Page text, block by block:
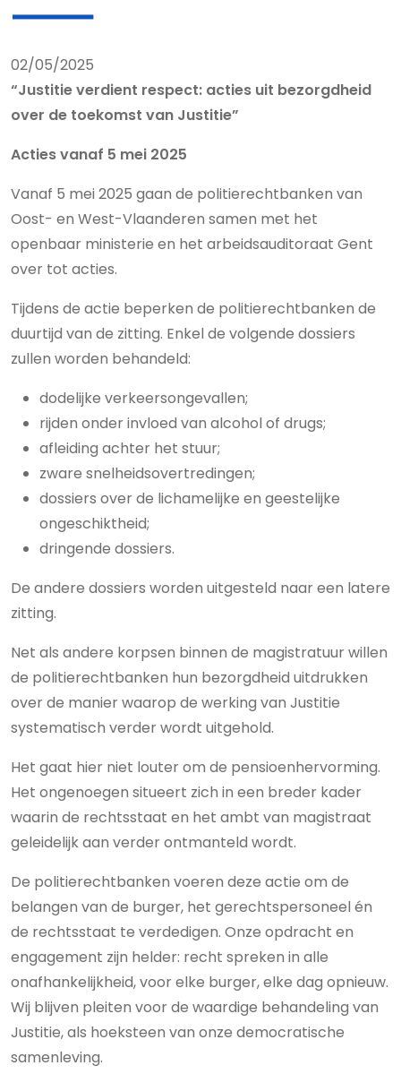
02/05/2025
“Justitie verdient respect: acties uit bezorgdheid
over de toekomst van Justitie”
Acties vanaf 5 mei 2025
Vanaf 5 mei 2025 gaan de politierechtbanken van
Oost- en West-Vlaanderen samen met het
openbaar ministerie en het arbeidsauditoraat Gent
over tot acties.
Tijdens de actie beperken de politierechtbanken de
duurtijd van de zitting. Enkel de volgende dossiers
zullen worden behandeld:
dodelijke verkeersongevallen;
rijden onder invloed van alcohol of drugs;
afleiding achter het stuur;
zware snelheidsovertredingen;
dossiers over de lichamelijke en geestelijke
ongeschiktheid;
dringende dossiers.
De andere dossiers worden uitgesteld naar een latere
zitting.
Net als andere korpsen binnen de magistratuur willen
de politierechtbanken hun bezorgdheid uitdrukken
over de manier waarop de werking van Justitie
systematisch verder wordt uitgehold.
Het gaat hier niet louter om de pensioenhervorming.
Het ongenoegen situeert zich in een breder kader
waarin de rechtsstaat en het ambt van magistraat
geleidelijk aan verder ontmanteld wordt.
De politierechtbanken voeren deze actie om de
belangen van de burger, het gerechtspersoneel én
de rechtsstaat te verdedigen. Onze opdracht en
engagement zijn helder: recht spreken in alle
onafhankelijkheid, voor elke burger, elke dag opnieuw.
Wij blijven pleiten voor de waardige behandeling van
Justitie, als hoeksteen van onze democratische
samenleving.